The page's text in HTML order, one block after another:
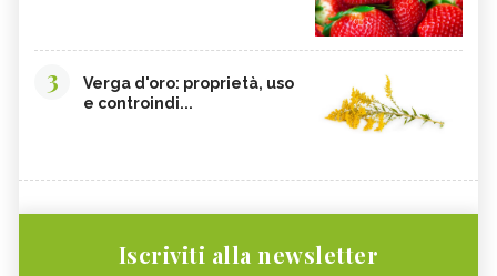
3
Verga d'oro: proprietà, uso
e controindi...
Iscriviti alla newsletter